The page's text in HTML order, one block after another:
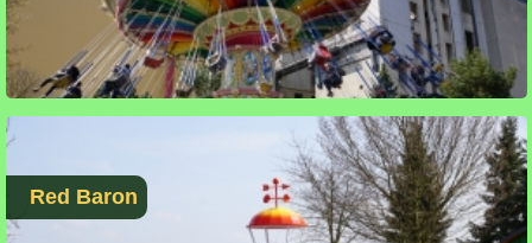
Red Baron